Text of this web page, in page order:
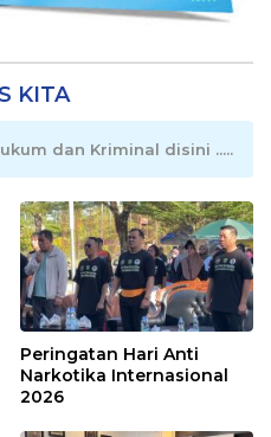
KITA
dan Kriminal disini .....
Peringatan Hari Anti
Narkotika Internasional
2026